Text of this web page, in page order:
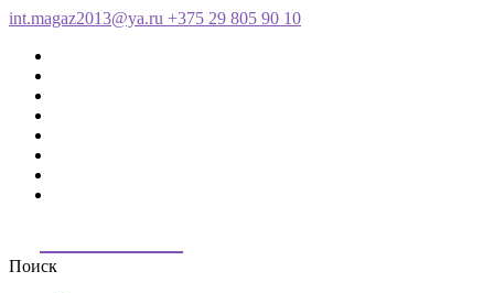
int.magaz2013@ya.ru +375 29 805 90 10
Поиск